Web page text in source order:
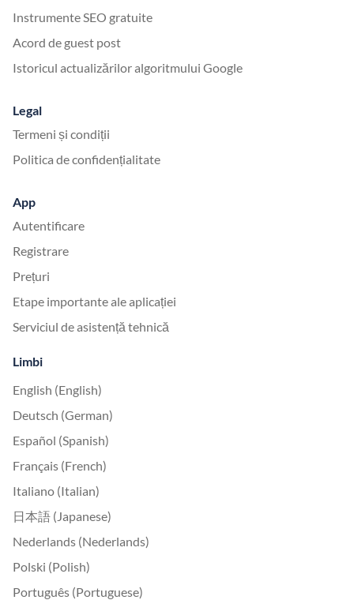
Instrumente SEO gratuite
Acord de guest post
Istoricul actualizărilor algoritmului Google
Legal
Termeni și condiții
Politica de confidențialitate
App
Autentificare
Registrare
Prețuri
Etape importante ale aplicației
Serviciul de asistență tehnică
Limbi
English (English)
Deutsch (German)
Español (Spanish)
Français (French)
Italiano (Italian)
日本語 (Japanese)
Nederlands (Nederlands)
Polski (Polish)
Português (Portuguese)